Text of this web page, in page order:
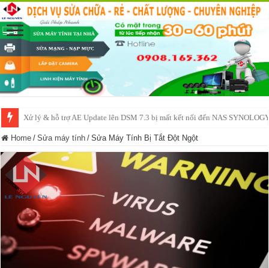
NAS IO DATA N3160 2BAY 4BAY – chạy SYNOLOGY, OMV, CASA
Home / Sửa máy tính / Sửa Máy Tính Bị Tắt Đột Ngột